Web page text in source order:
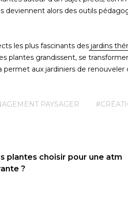
deviennent alors des outils
les plus fascinants des jardins
plantes grandissent, se
permet aux jardiniers de
PAYSAGER
plantes choisir pour une atm
?